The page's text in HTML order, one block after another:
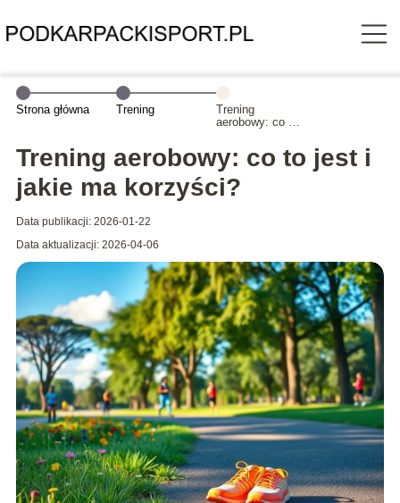
Strona główna Trening
Trening
aerobowy: co to
Trening aerobowy: co to jest i
jakie ma korzyści?
Data publikacji: 2026-01-22
Data aktualizacji: 2026-04-06